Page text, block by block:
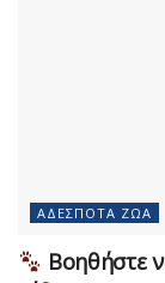
ΑΔΈΣΠΟΤΑ ΖΏΑ
Βοηθήστε